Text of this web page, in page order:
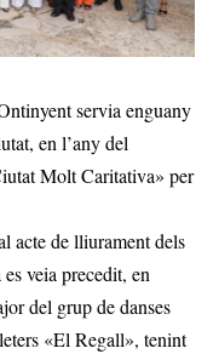
servia enguany
en l’any del
Molt Caritativa» per
acte de lliurament dels
veia precedit, en
del grup de danses
«El Regall», tenint